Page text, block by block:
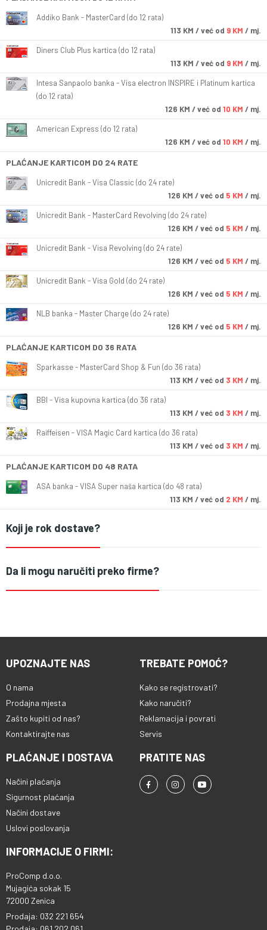
Addiko Bank - MasterCard (do 12 rata)
113 KM / već od 9 KM / mj.
Diners Club Plus kartica (do 12 rata)
113 KM / već od 9 KM / mj.
Intesa Sanpaolo banka - Visa electron INSPIRE i Platinum kartica
(do 12 rata)
126 KM / već od 10 KM / mj.
American Express (do 12 rata)
126 KM / već od 10 KM / mj.
PLAĆANJE KARTICOM DO 24 RATE
Unicredit Bank - Visa Classic (do 24 rate)
126 KM / već od 5 KM / mj.
Unicredit Bank - MasterCard Revolving (do 24 rate)
126 KM / već od 5 KM / mj.
Unicredit Bank - Visa Revolving (do 24 rate)
126 KM / već od 5 KM / mj.
Unicredit Bank - Visa Gold (do 24 rate)
126 KM / već od 5 KM / mj.
NLB banka - Master Charge (do 24 rate)
126 KM / već od 5 KM / mj.
PLAĆANJE KARTICOM DO 36 RATA
Sparkasse - MasterCard Shop & Fun (do 36 rata)
113 KM / već od 3 KM / mj.
BBI - Visa kupovna kartica (do 36 rata)
113 KM / već od 3 KM / mj.
Raiffeisen - VISA Magic Card kartica (do 36 rata)
113 KM / već od 3 KM / mj.
PLAĆANJE KARTICOM DO 48 RATA
ASA banka - VISA Super naša kartica (do 48 rata)
113 KM / već od 2 KM / mj.
Koji je rok dostave?
Da li mogu naručiti preko firme?
UPOZNAJTE NAS
O nama
Prodajna mjesta
Zašto kupiti od nas?
Kontaktirajte nas
TREBATE POMOĆ?
Kako se registrovati?
Kako naručiti?
Reklamacija i povrati
Servis
PLAĆANJE I DOSTAVA
Načini plaćanja
Sigurnost plaćanja
Načini dostave
Uslovi poslovanja
PRATITE NAS
INFORMACIJE O FIRMI:
ProComp d.o.o.
Mujagića sokak 15
72000 Zenica
Prodaja: 032 221 654